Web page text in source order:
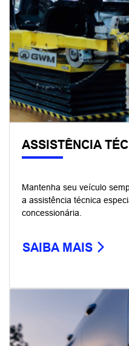
ASSISTÊNCIA
Mantenha seu veículo
a assistência técnica
concessionária.
SAIBA MAIS